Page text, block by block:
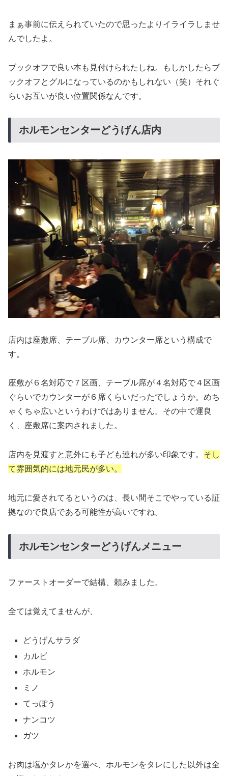
まぁ事前に伝えられていたので思ったよりイライラしませ
んでしたよ。
ブックオフで良い本も見付けられたしね。もしかしたらブ
ックオフとグルになっているのかもしれない（笑）それぐ
らいお互いが良い位置関係なんです。
ホルモンセンターどうげん店内
店内は座敷席、テーブル席、カウンター席という構成で
す。
座敷が６名対応で７区画、テーブル席が４名対応で４区画
ぐらいでカウンターが６席くらいだったでしょうか。めち
ゃくちゃ広いというわけではありません。その中で運良
く、座敷席に案内されました。
店内を見渡すと意外にも子ども連れが多い印象です。 そし
て雰囲気的には地元民が多い。
地元に愛されてるというのは、長い間そこでやっている証
拠なので良店である可能性が高いですね。
ホルモンセンターどうげんメニュー
ファーストオーダーで結構、頼みました。
全ては覚えてませんが、
どうげんサラダ
カルビ
ホルモン
ミノ
てっぽう
ナンコツ
ガツ
お肉は塩かタレかを選べ、ホルモンをタレにした以外は全